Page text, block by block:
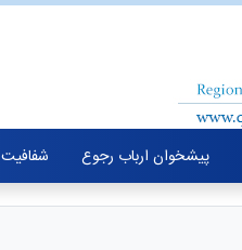
پیشخوان ارباب رجوع شفافیت